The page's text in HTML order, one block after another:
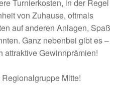
Turnierkosten, in der Regel
von Zuhause, oftmals
auf anderen Anlagen, Spaß
Ganz nebenbei gibt es –
attraktive Gewinnprämien!
Mitte!